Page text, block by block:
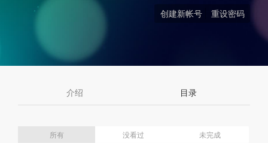
创建新帐号 重设密码
介绍 目录
所有 没看过 未完成